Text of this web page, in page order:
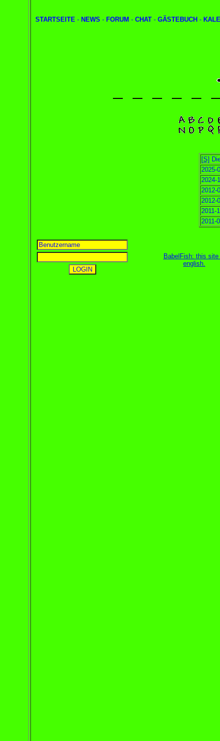
STARTSEITE - NEWS - FORUM - CHAT - GÄSTEBUCH -
[S]
2025-
2024-
2012-
2012-
2011-
2011-
BabelFish: this site
english.